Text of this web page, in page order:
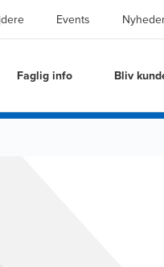
Events
Faglig info Bliv